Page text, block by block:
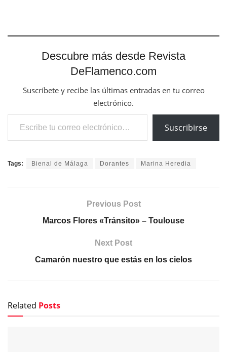
Descubre más desde Revista
DeFlamenco.com
Suscríbete y recibe las últimas entradas en tu correo
electrónico.
Escribe tu correo electrónico…
Suscribirse
Tags: Bienal de Málaga Dorantes Marina Heredia
Previous Post
Marcos Flores «Tránsito» – Toulouse
Next Post
Camarón nuestro que estás en los cielos
Related Posts